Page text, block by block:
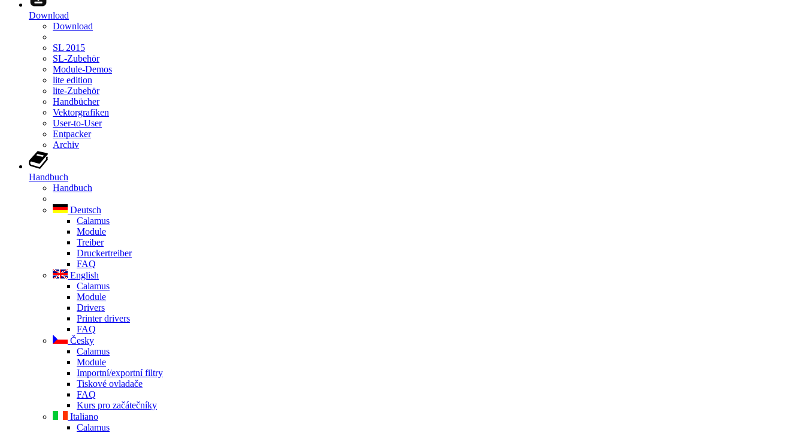
Download
Download
SL 2015
SL-Zubehör
Module-Demos
lite edition
lite-Zubehör
Handbücher
Vektorgrafiken
User-to-User
Entpacker
Archiv
Handbuch
Handbuch
Deutsch
Calamus
Module
Treiber
Druckertreiber
FAQ
English
Calamus
Module
Drivers
Printer drivers
FAQ
Česky
Calamus
Module
Importní/exportní filtry
Tiskové ovladače
FAQ
Kurs pro začátečníky
Italiano
Calamus